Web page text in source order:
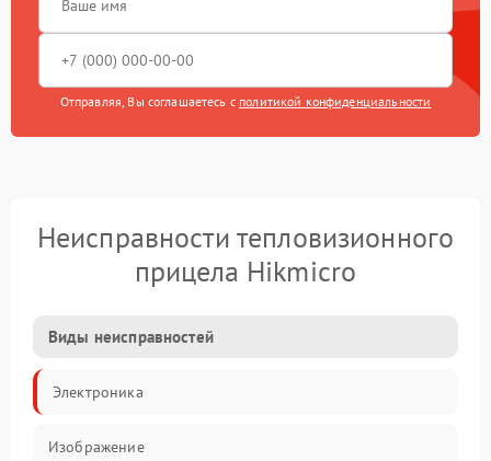
Отправляя, Вы соглашаетесь с политикой конфиденциальности
Неисправности тепловизионного
прицела Hikmicro
Виды неисправностей
Электроника
Изображение